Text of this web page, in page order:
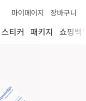
마이페이지 장바구니
스티커 패키지 쇼핑백•